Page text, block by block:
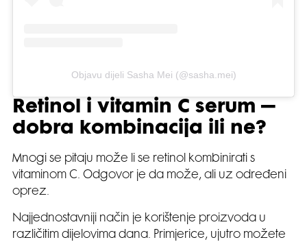
Objavu dijeli Sasha Mei (@sasha.mei)
Retinol i vitamin C serum –
dobra kombinacija ili ne?
Mnogi se pitaju može li se retinol kombinirati s
vitaminom C. Odgovor je da može, ali uz određeni
oprez.
Najjednostavniji način je korištenje proizvoda u
različitim dijelovima dana. Primjerice, ujutro možete